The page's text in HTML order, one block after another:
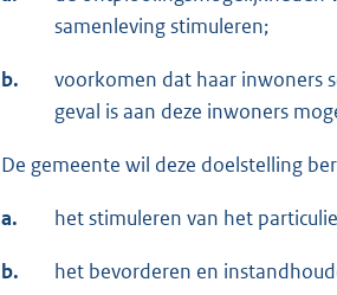
samenleving stimuleren;
b.
voorkomen dat haar inwoners
geval is aan deze inwoners
De gemeente wil deze doelstelling
a. het stimuleren van het
b. het bevorderen en